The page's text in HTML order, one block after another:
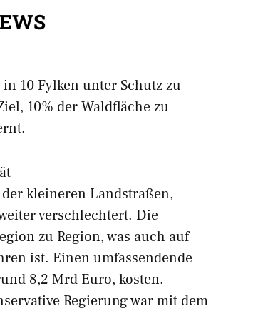
10 Fylken unter Schutz zu
10% der Waldfläche zu
kleineren Landstraßen,
verschlechtert. Die
zu Region, was auch auf
ist. Einen umfassendende
8,2 Mrd Euro, kosten.
Regierung war mit dem